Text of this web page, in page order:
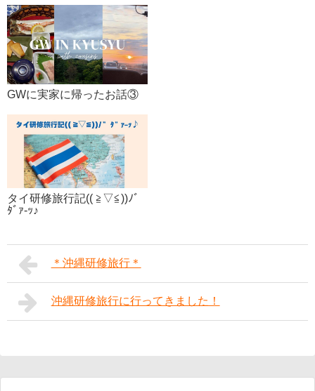
GWに実家に帰ったお話③
タイ研修旅行記(( ≧▽≦))ﾉﾞ
ﾀﾞｧ-ｯ♪
＊沖縄研修旅行＊
沖縄研修旅行に行ってきました！